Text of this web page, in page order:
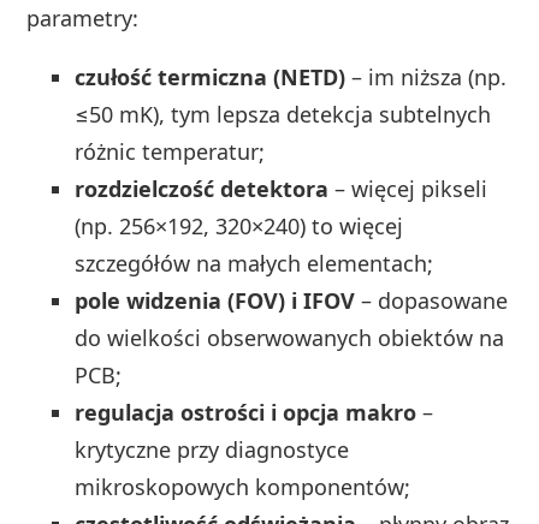
parametry:
czułość termiczna (NETD) – im niższa (np.
≤50 mK), tym lepsza detekcja subtelnych
różnic temperatur;
rozdzielczość detektora – więcej pikseli
(np. 256×192, 320×240) to więcej
szczegółów na małych elementach;
pole widzenia (FOV) i IFOV – dopasowane
do wielkości obserwowanych obiektów na
PCB;
regulacja ostrości i opcja makro –
krytyczne przy diagnostyce
mikroskopowych komponentów;